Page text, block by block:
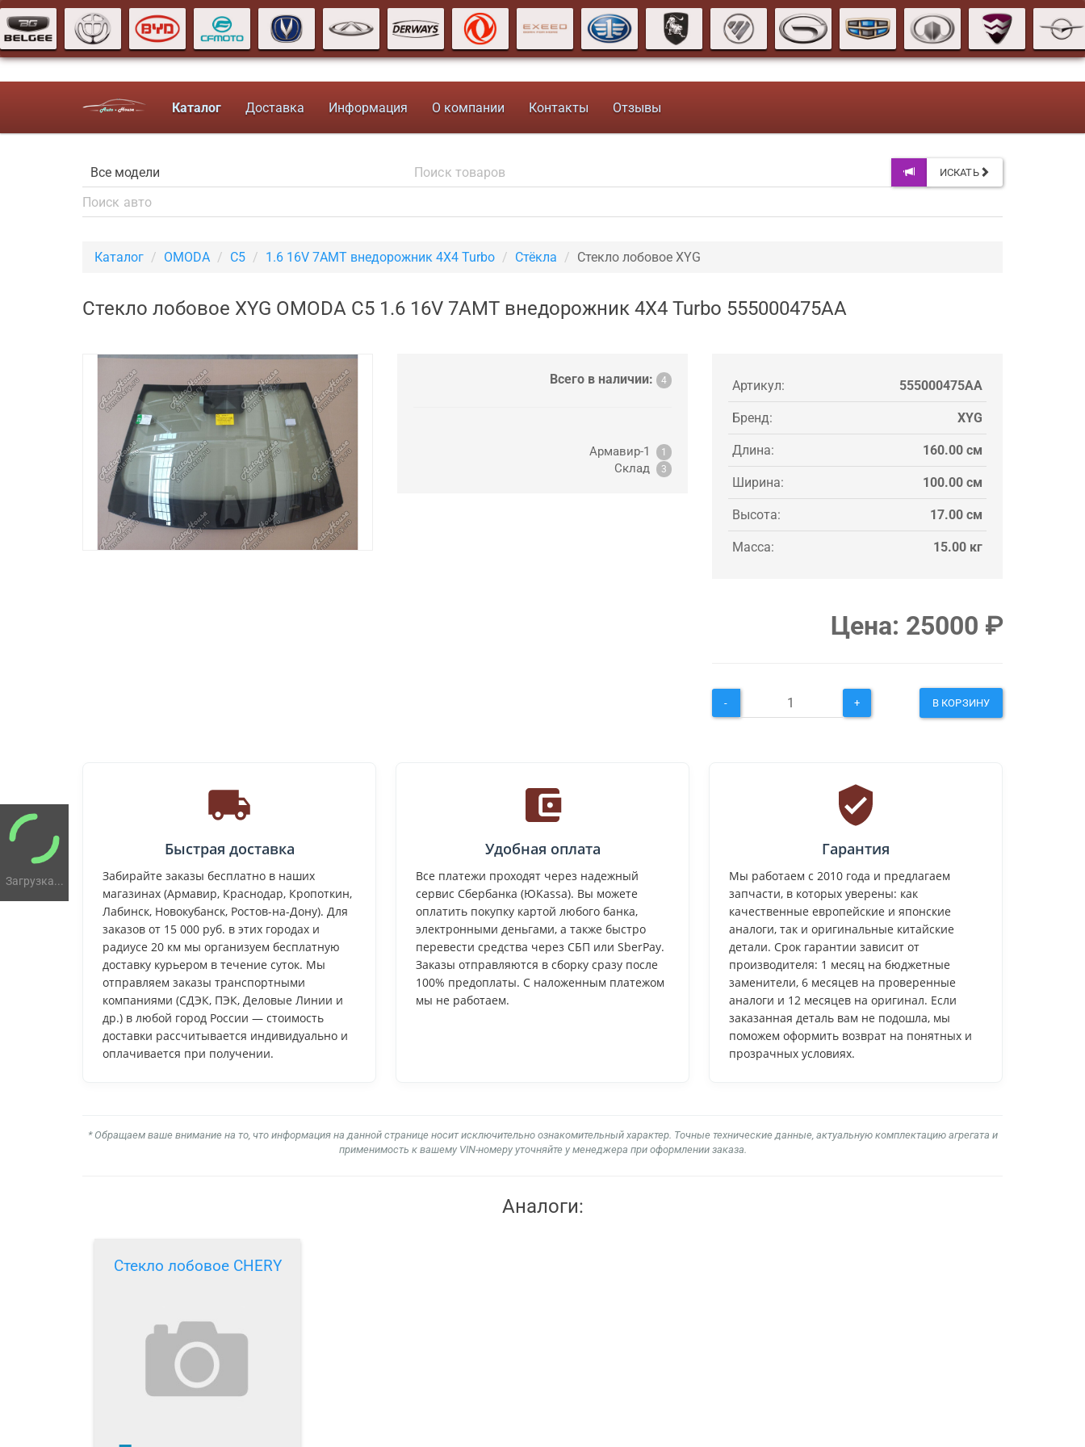
Загрузка...
Каталог Доставка Информация О компании Контакты Отзывы
ИСКАТЬ
Каталог OMODA C5 1.6 16V 7AMT внедорожник 4X4 Turbo Стёкла Стекло лобовое XYG
Стекло лобовое XYG OMODA C5 1.6 16V 7AMT внедорожник 4X4 Turbo 555000475AA
Всего в наличии: 4
Армавир-1 1
Склад 3
Артикул: 555000475AA
Бренд: XYG
Длина: 160.00 см
Ширина: 100.00 см
Высота: 17.00 см
Масса: 15.00 кг
Цена: 25000 ₽
- + В КОРЗИНУ
Быстрая доставка
Забирайте заказы бесплатно в наших
магазинах (Армавир, Краснодар, Кропоткин,
Лабинск, Новокубанск, Ростов-на-Дону). Для
заказов от 15 000 руб. в этих городах и
радиусе 20 км мы организуем бесплатную
доставку курьером в течение суток. Мы
отправляем заказы транспортными
компаниями (СДЭК, ПЭК, Деловые Линии и
др.) в любой город России — стоимость
доставки рассчитывается индивидуально и
оплачивается при получении.
Удобная оплата
Все платежи проходят через надежный
сервис Сбербанка (ЮKassa). Вы можете
оплатить покупку картой любого банка,
электронными деньгами, а также быстро
перевести средства через СБП или SberPay.
Заказы отправляются в сборку сразу после
100% предоплаты. С наложенным платежом
мы не работаем.
Гарантия
Мы работаем с 2010 года и предлагаем
запчасти, в которых уверены: как
качественные европейские и японские
аналоги, так и оригинальные китайские
детали. Срок гарантии зависит от
производителя: 1 месяц на бюджетные
заменители, 6 месяцев на проверенные
аналоги и 12 месяцев на оригинал. Если
заказанная деталь вам не подошла, мы
поможем оформить возврат на понятных и
прозрачных условиях.
* Обращаем ваше внимание на то, что информация на данной странице носит исключительно ознакомительный характер. Точные технические данные, актуальную комплектацию агрегата и
применимость к вашему VIN-номеру уточняйте у менеджера при оформлении заказа.
Аналоги:
Стекло лобовое CHERY